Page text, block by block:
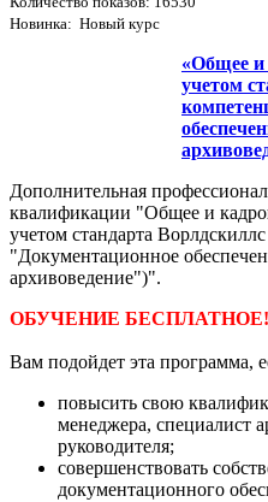
Новинка: Новый курс
«Общее и
учетом
Дополнительная
квалификации "Общее и
учетом стандарта
"Документационное
архивоведение")".
ОБУЧЕНИЕ
Вам подойдет эта программа,
повысить свою
менеджера, специалист
руководителя;
совершенствовать
документационного